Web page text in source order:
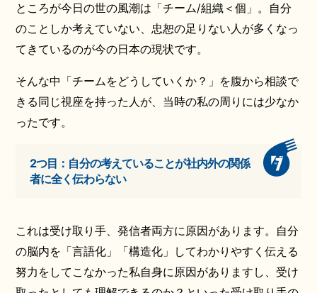
ところが今日の世の風潮は「チーム/組織＜個」。自分
のことしか考えていない、忠恕の足りない人が多くなっ
てきているのが今の日本の現状です。
そんな中「チームをどうしていくか？」を腹から相談で
きる同じ視座を持った人が、当時の私の周りには少なか
ったです。
2つ目：自分の考えていることが社内外の関係
者に全く伝わらない
これは受け取り手、発信者両方に原因があります。自分
の脳内を「言語化」「構造化」してわかりやすく伝える
努力をしてこなかった私自身に原因がありますし、受け